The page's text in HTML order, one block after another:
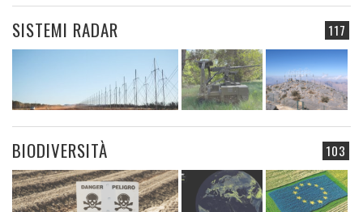
117
SISTEMI RADAR
103
BIODIVERSITÀ